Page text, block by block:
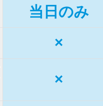
当日のみ
×
×